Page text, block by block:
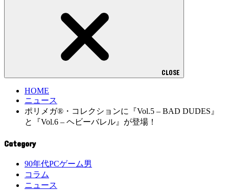
CLOSE
HOME
ニュース
ポリメガ®・コレクションに『Vol.5 – BAD DUDES』
と『Vol.6 – ヘビーバレル』が登場！
Category
90年代PCゲーム男
コラム
ニュース